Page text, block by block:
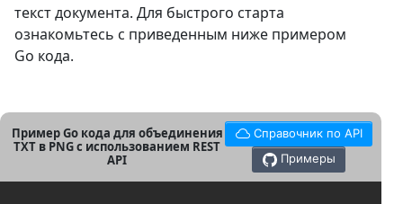
текст документа. Для быстрого старта
ознакомьтесь с приведенным ниже примером
Go кода.
Пример Go кода для объединения
TXT в PNG с использованием REST
API
Справочник по API
Примеры